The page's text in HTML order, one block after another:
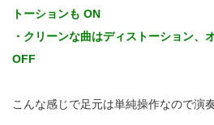
トーションも ON
・クリーンな曲はディストーション、
OFF
こんな感じで足元は単純操作なので演